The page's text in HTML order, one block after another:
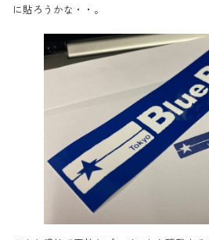
に貼ろうかな・・。